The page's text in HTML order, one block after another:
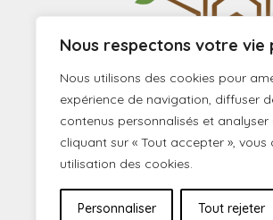
Nous respectons votre vie
Nous utilisons des cookies pour
expérience de navigation, diffuser
contenus personnalisés et analyser
cliquant sur « Tout accepter »,
utilisation des cookies.
Personnaliser Tout rejeter